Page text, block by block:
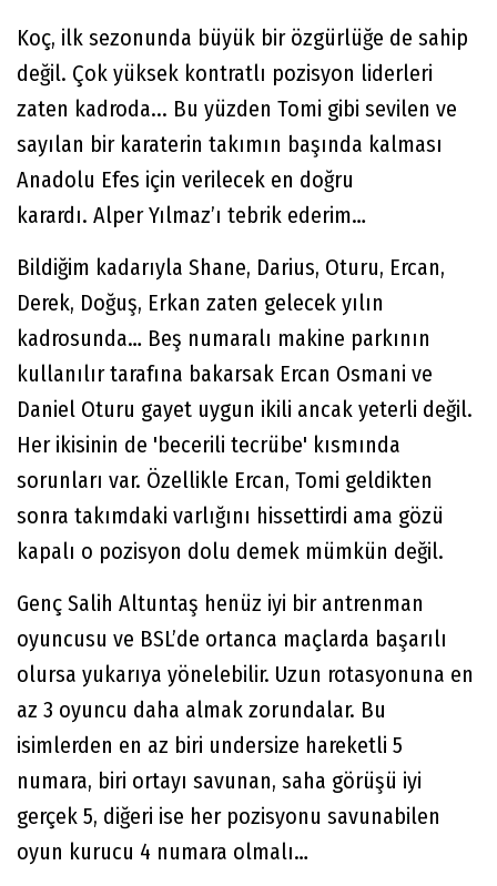
Koç, ilk sezonunda büyük bir özgürlüğe de sahip
değil. Çok yüksek kontratlı pozisyon liderleri
zaten kadroda... Bu yüzden Tomi gibi sevilen ve
sayılan bir karaterin takımın başında kalması
Anadolu Efes için verilecek en doğru
karardı. Alper Yılmaz’ı tebrik ederim…
Bildiğim kadarıyla Shane, Darius, Oturu, Ercan,
Derek, Doğuş, Erkan zaten gelecek yılın
kadrosunda… Beş numaralı makine parkının
kullanılır tarafına bakarsak Ercan Osmani ve
Daniel Oturu gayet uygun ikili ancak yeterli değil.
Her ikisinin de 'becerili tecrübe' kısmında
sorunları var. Özellikle Ercan, Tomi geldikten
sonra takımdaki varlığını hissettirdi ama gözü
kapalı o pozisyon dolu demek mümkün değil.
Genç Salih Altuntaş henüz iyi bir antrenman
oyuncusu ve BSL’de ortanca maçlarda başarılı
olursa yukarıya yönelebilir. Uzun rotasyonuna en
az 3 oyuncu daha almak zorundalar. Bu
isimlerden en az biri undersize hareketli 5
numara, biri ortayı savunan, saha görüşü iyi
gerçek 5, diğeri ise her pozisyonu savunabilen
oyun kurucu 4 numara olmalı…